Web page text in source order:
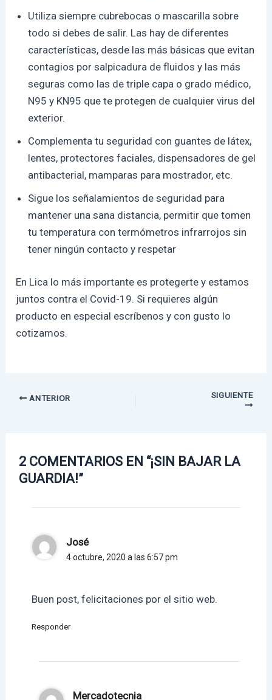
Utiliza siempre cubrebocas o mascarilla sobre
todo si debes de salir. Las hay de diferentes
características, desde las más básicas que evitan
contagios por salpicadura de fluidos y las más
seguras como las de triple capa o grado médico,
N95 y KN95 que te protegen de cualquier virus del
exterior.
Complementa tu seguridad con guantes de látex,
lentes, protectores faciales, dispensadores de gel
antibacterial, mamparas para mostrador, etc.
Sigue los señalamientos de seguridad para
mantener una sana distancia, permitir que tomen
tu temperatura con termómetros infrarrojos sin
tener ningún contacto y respetar
En Lica lo más importante es protegerte y estamos
juntos contra el Covid-19. Si requieres algún
producto en especial escríbenos y con gusto lo
cotizamos.
ANTERIOR SIGUIENTE
2 COMENTARIOS EN “¡SIN BAJAR LA
GUARDIA!”
José
4 octubre, 2020 a las 6:57 pm
Buen post, felicitaciones por el sitio web.
Responder
Mercadotecnia